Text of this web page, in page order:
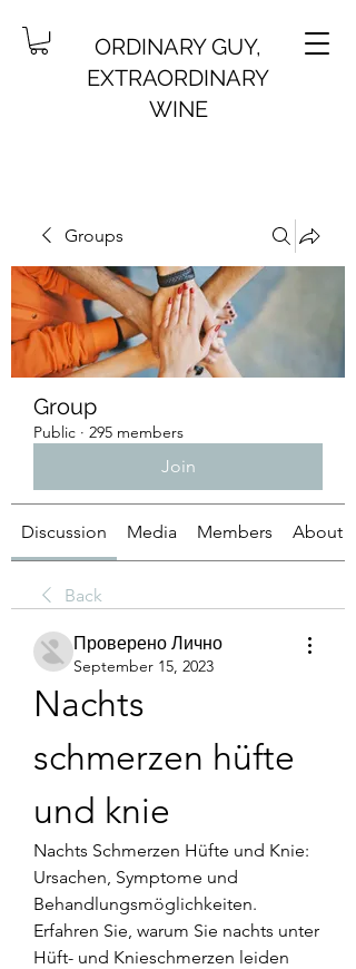
ORDINARY GUY,
EXTRAORDINARY
WINE
Groups
Group
Public · 295 members
Join
Discussion Media Members About
Back
Проверено Лично
September 15, 2023
Nachts
schmerzen hüfte
und knie
Nachts Schmerzen Hüfte und Knie:
Ursachen, Symptome und
Behandlungsmöglichkeiten.
Erfahren Sie, warum Sie nachts unter
Hüft- und Knieschmerzen leiden